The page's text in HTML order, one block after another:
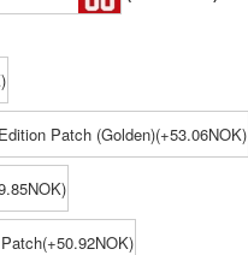
Patch (Golden)(+53.06NOK)